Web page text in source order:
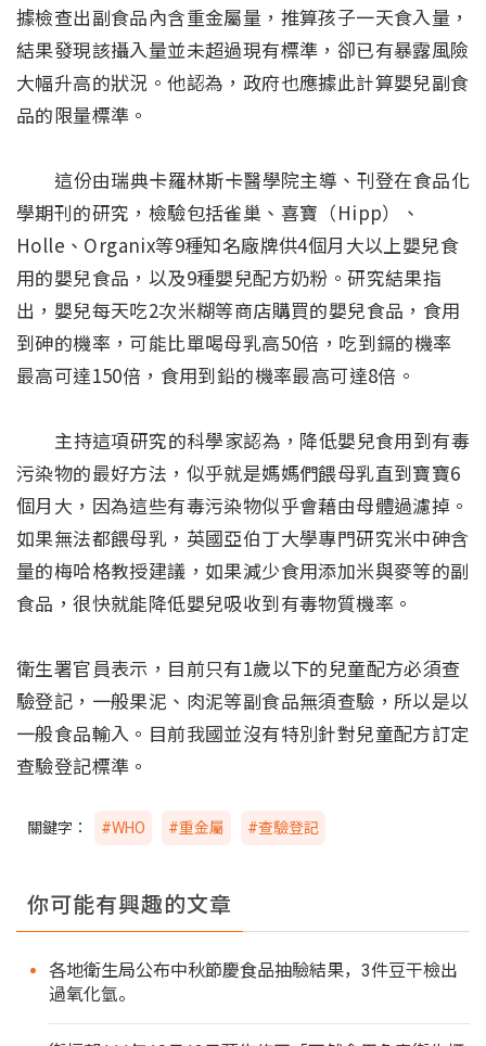
據檢查出副食品內含重金屬量，推算孩子一天食入量，
結果發現該攝入量並未超過現有標準，卻已有暴露風險
大幅升高的狀況。他認為，政府也應據此計算嬰兒副食
品的限量標準。
這份由瑞典卡羅林斯卡醫學院主導、刊登在食品化
學期刊的研究，檢驗包括雀巢、喜寶（Hipp）、
Holle、Organix等9種知名廠牌供4個月大以上嬰兒食
用的嬰兒食品，以及9種嬰兒配方奶粉。研究結果指
出，嬰兒每天吃2次米糊等商店購買的嬰兒食品，食用
到砷的機率，可能比單喝母乳高50倍，吃到鎘的機率
最高可達150倍，食用到鉛的機率最高可達8倍。
主持這項研究的科學家認為，降低嬰兒食用到有毒
污染物的最好方法，似乎就是媽媽們餵母乳直到寶寶6
個月大，因為這些有毒污染物似乎會藉由母體過濾掉。
如果無法都餵母乳，英國亞伯丁大學專門研究米中砷含
量的梅哈格教授建議，如果減少食用添加米與麥等的副
食品，很快就能降低嬰兒吸收到有毒物質機率。
衛生署官員表示，目前只有1歲以下的兒童配方必須查
驗登記，一般果泥、肉泥等副食品無須查驗，所以是以
一般食品輸入。目前我國並沒有特別針對兒童配方訂定
查驗登記標準。
關鍵字： #WHO #重金屬 #查驗登記
你可能有興趣的文章
各地衛生局公布中秋節慶食品抽驗結果，3件豆干檢出
過氧化氫。